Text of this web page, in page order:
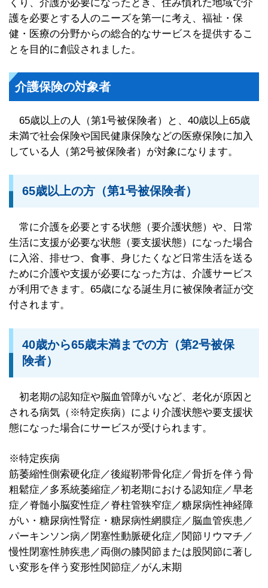
くり、介護が必要になったとき、住み慣れた地域で介
護を必要とする人のニーズを第一に考え、福祉・保
健・医療の分野からの総合的なサービスを提供するこ
とを目的に創設されました。
介護保険の対象者
65歳以上の人（第1号被保険者）と、40歳以上65歳
未満で社会保険や国民健康保険などの医療保険に加入
している人（第2号被保険者）が対象になります。
65歳以上の方（第1号被保険者）
常に介護を必要とする状態（要介護状態）や、日常
生活に支援が必要な状態（要支援状態）になった場合
に入浴、排せつ、食事、身じたくなど日常生活を送る
ために介護や支援が必要になった方は、介護サービス
が利用できます。65歳になる誕生月に被保険者証が交
付されます。
40歳から65歳未満までの方（第2号被保
険者）
初老期の認知症や脳血管障がいなど、老化が原因と
される病気（※特定疾病）により介護状態や要支援状
態になった場合にサービスが受けられます。
※特定疾病
筋萎縮性側索硬化症／後縦靭帯骨化症／骨折を伴う骨
粗鬆症／多系統萎縮症／初老期における認知症／早老
症／脊髄小脳変性症／脊柱管狭窄症／糖尿病性神経障
がい・糖尿病性腎症・糖尿病性網膜症／脳血管疾患／
パーキンソン病／閉塞性動脈硬化症／関節リウマチ／
慢性閉塞性肺疾患／両側の膝関節または股関節に著し
い変形を伴う変形性関節症／がん末期